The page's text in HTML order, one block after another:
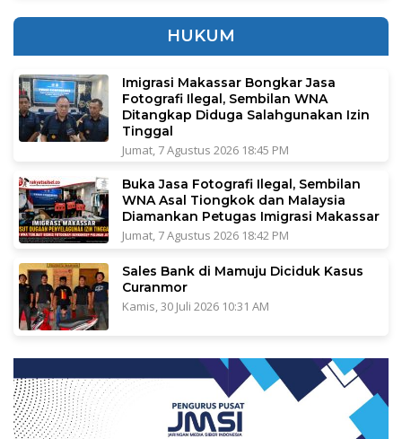
HUKUM
Imigrasi Makassar Bongkar Jasa
Fotografi Ilegal, Sembilan WNA
Ditangkap Diduga Salahgunakan Izin
Tinggal
Jumat, 7 Agustus 2026 18:45 PM
Buka Jasa Fotografi Ilegal, Sembilan
WNA Asal Tiongkok dan Malaysia
Diamankan Petugas Imigrasi Makassar
Jumat, 7 Agustus 2026 18:42 PM
Sales Bank di Mamuju Diciduk Kasus
Curanmor
Kamis, 30 Juli 2026 10:31 AM